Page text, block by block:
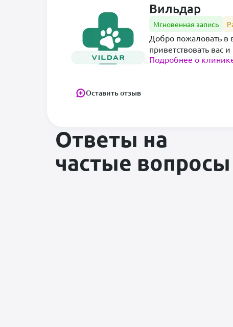
Оставить отзыв
Вильдар
Мгновенная запись
Добро пожаловать
приветствовать вас
Подробнее о
Ответы на
частые вопросы